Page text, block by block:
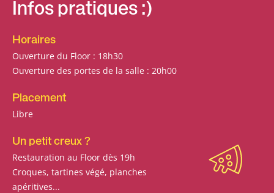
Infos pratiques :)
Horaires
Ouverture du Floor : 18h30
Ouverture des portes de la salle : 20h00
Placement
Libre
Un petit creux ?
Restauration au Floor dès 19h
Croques, tartines végé, planches
apéritives...